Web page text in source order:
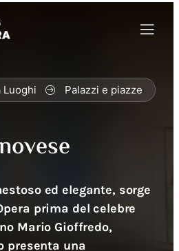
Luoghi Palazzi e piazze
ed elegante, sorge
prima del celebre
Mario Gioffredo,
presenta una